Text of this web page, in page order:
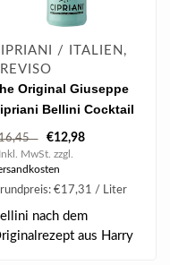
/ ITALIEN,
Original Giuseppe
Bellini Cocktail
l 5.50% vol
€12,98
MwSt. zzgl.
€17,31 / Liter
nach dem
aus Harry